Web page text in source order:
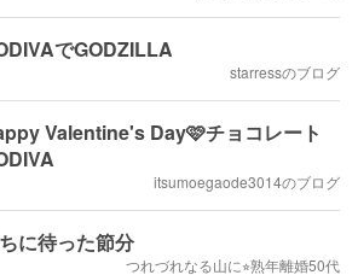
でGODZILLA
starressのブログ
Valentine's Day🩷チョコレート
itsumoegaode3014のブログ
に待った節分
つれづれなる山に⭐︎熟年離婚50代